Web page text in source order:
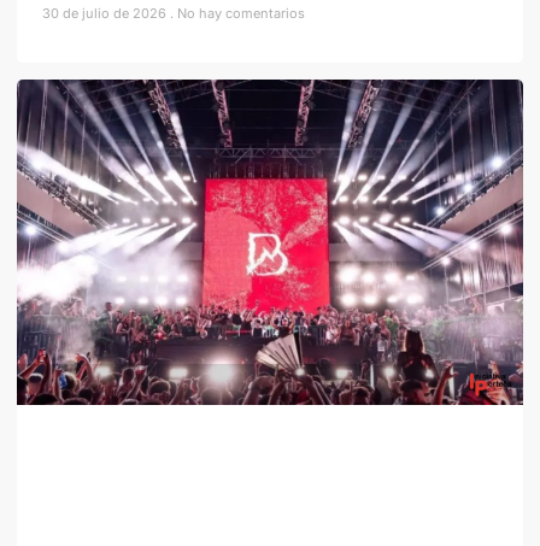
30 de julio de 2026 No hay comentarios